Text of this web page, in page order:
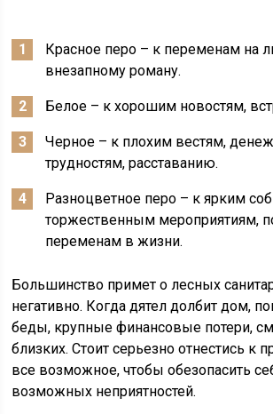
Красное перо – к переменам на
внезапному роману.
Белое – к хорошим новостям,
Черное – к плохим вестям,
трудностям, расставанию.
Разноцветное перо – к ярким
торжественным мероприятиям,
переменам в жизни.
Большинство примет о лесных
негативно. Когда дятел долбит дом,
беды, крупные финансовые потери,
близких. Стоит серьезно отнестись к
все возможное, чтобы обезопасить
возможных неприятностей.